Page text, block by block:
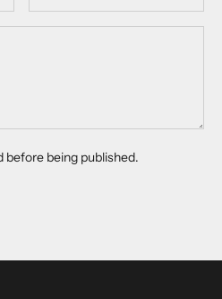
before being published.